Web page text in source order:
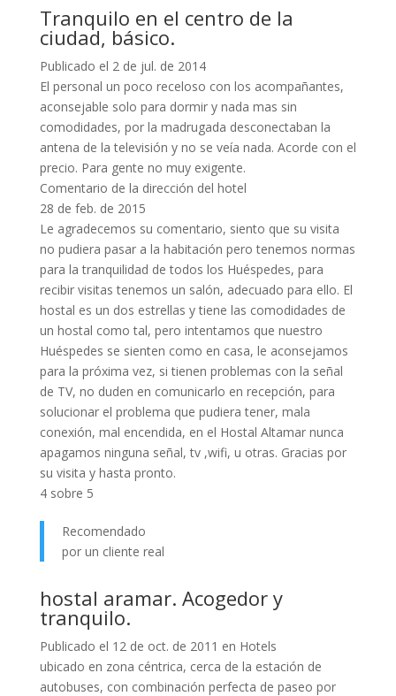
Tranquilo en el centro de la
ciudad, básico.
Publicado el 2 de jul. de 2014
El personal un poco receloso con los acompañantes,
aconsejable solo para dormir y nada mas sin
comodidades, por la madrugada desconectaban la
antena de la televisión y no se veía nada. Acorde con el
precio. Para gente no muy exigente.
Comentario de la dirección del hotel
28 de feb. de 2015
Le agradecemos su comentario, siento que su visita
no pudiera pasar a la habitación pero tenemos normas
para la tranquilidad de todos los Huéspedes, para
recibir visitas tenemos un salón, adecuado para ello. El
hostal es un dos estrellas y tiene las comodidades de
un hostal como tal, pero intentamos que nuestro
Huéspedes se sienten como en casa, le aconsejamos
para la próxima vez, si tienen problemas con la señal
de TV, no duden en comunicarlo en recepción, para
solucionar el problema que pudiera tener, mala
conexión, mal encendida, en el Hostal Altamar nunca
apagamos ninguna señal, tv ,wifi, u otras. Gracias por
su visita y hasta pronto.
4 sobre 5
Recomendado
por un cliente real
hostal aramar. Acogedor y
tranquilo.
Publicado el 12 de oct. de 2011 en Hotels
ubicado en zona céntrica, cerca de la estación de
autobuses, con combinación perfecta de paseo por